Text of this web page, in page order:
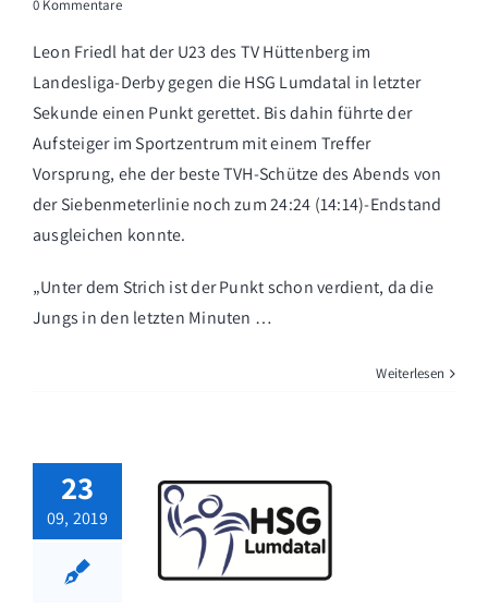
0 Kommentare
Leon Friedl hat der U23 des TV Hüttenberg im
Landesliga-Derby gegen die HSG Lumdatal in letzter
Sekunde einen Punkt gerettet. Bis dahin führte der
Aufsteiger im Sportzentrum mit einem Treffer
Vorsprung, ehe der beste TVH-Schütze des Abends von
der Siebenmeterlinie noch zum 24:24 (14:14)-Endstand
ausgleichen konnte.
„Unter dem Strich ist der Punkt schon verdient, da die
Jungs in den letzten Minuten …
Weiterlesen
23
09, 2019